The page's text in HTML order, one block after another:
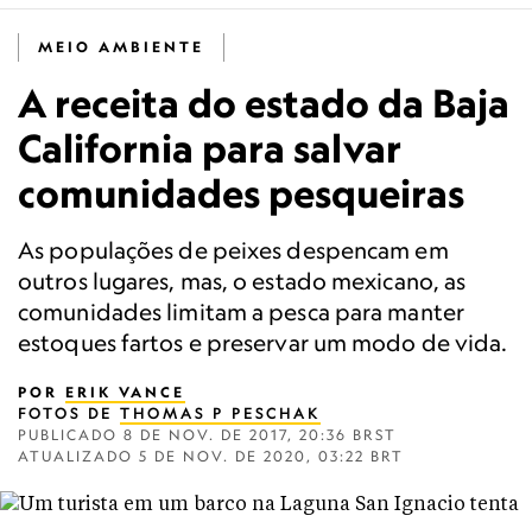
MEIO AMBIENTE
A receita do estado da Baja
California para salvar
comunidades pesqueiras
As populações de peixes despencam em
outros lugares, mas, o estado mexicano, as
comunidades limitam a pesca para manter
estoques fartos e preservar um modo de vida.
POR ERIK VANCE
FOTOS DE THOMAS P PESCHAK
PUBLICADO 8 DE NOV. DE 2017, 20:36 BRST
ATUALIZADO 5 DE NOV. DE 2020, 03:22 BRT